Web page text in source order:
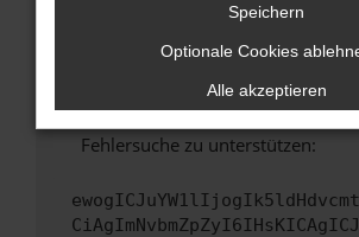
Wende dich an den
Wenn du alle oben genannten
hast, kontaktiere uns bitte. Wir
versuchen, das Problem zu
uns diesen Text schicken, um
Fehlersuche zu unterstützen:
Speichern
Optionale Cookies
Alle akzeptieren